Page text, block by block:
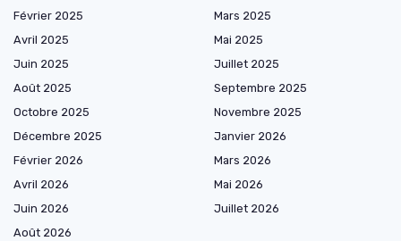
Février 2025
Mars 2025
Avril 2025
Mai 2025
Juin 2025
Juillet 2025
Août 2025
Septembre 2025
Octobre 2025
Novembre 2025
Décembre 2025
Janvier 2026
Février 2026
Mars 2026
Avril 2026
Mai 2026
Juin 2026
Juillet 2026
Août 2026